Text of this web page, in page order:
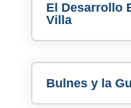
El Desarrollo
Villa
Bulnes y la